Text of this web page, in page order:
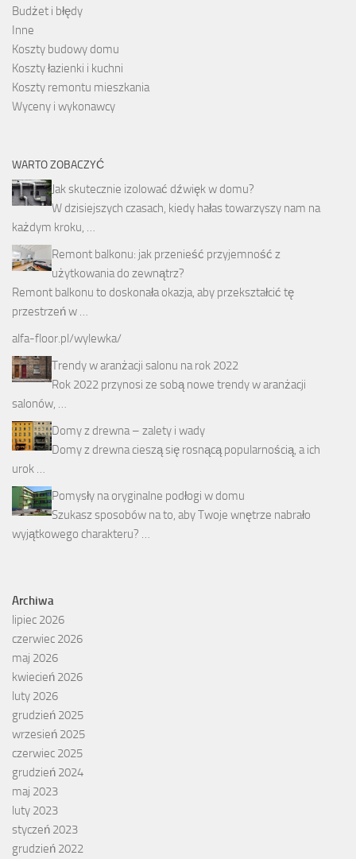
Budżet i błędy
Inne
Koszty budowy domu
Koszty łazienki i kuchni
Koszty remontu mieszkania
Wyceny i wykonawcy
WARTO ZOBACZYĆ
Jak skutecznie izolować dźwięk w domu?
W dzisiejszych czasach, kiedy hałas towarzyszy nam na
każdym kroku, …
Remont balkonu: jak przenieść przyjemność z
użytkowania do zewnątrz?
Remont balkonu to doskonała okazja, aby przekształcić tę
przestrzeń w …
alfa-floor.pl/wylewka/
Trendy w aranżacji salonu na rok 2022
Rok 2022 przynosi ze sobą nowe trendy w aranżacji
salonów, …
Domy z drewna – zalety i wady
Domy z drewna cieszą się rosnącą popularnością, a ich
urok …
Pomysły na oryginalne podłogi w domu
Szukasz sposobów na to, aby Twoje wnętrze nabrało
wyjątkowego charakteru? …
Archiwa
lipiec 2026
czerwiec 2026
maj 2026
kwiecień 2026
luty 2026
grudzień 2025
wrzesień 2025
czerwiec 2025
grudzień 2024
maj 2023
luty 2023
styczeń 2023
grudzień 2022